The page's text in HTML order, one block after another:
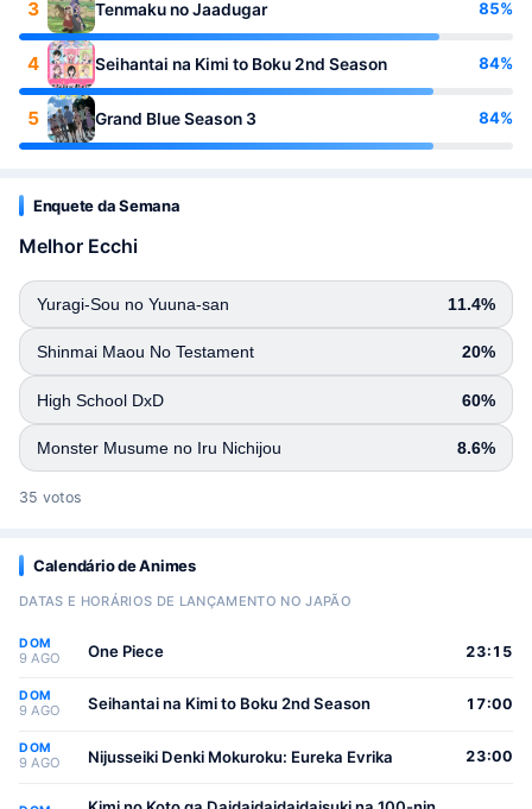
3 Tenmaku no Jaadugar 85%
4 Seihantai na Kimi to Boku 2nd Season 84%
5 Grand Blue Season 3 84%
Enquete da Semana
Melhor Ecchi
Yuragi-Sou no Yuuna-san 11.4%
Shinmai Maou No Testament 20%
High School DxD 60%
Monster Musume no Iru Nichijou 8.6%
35 votos
Calendário de Animes
DATAS E HORÁRIOS DE LANÇAMENTO NO JAPÃO
DOM
9 AGO One Piece 23:15
DOM
9 AGO Seihantai na Kimi to Boku 2nd Season 17:00
DOM
9 AGO Nijusseiki Denki Mokuroku: Eureka Evrika 23:00